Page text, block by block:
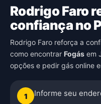
Rodrigo Faro
confiança no
Rodrigo Faro reforça a
como encontrar Fogás em
opções e pedir gás online
1 Informe seu